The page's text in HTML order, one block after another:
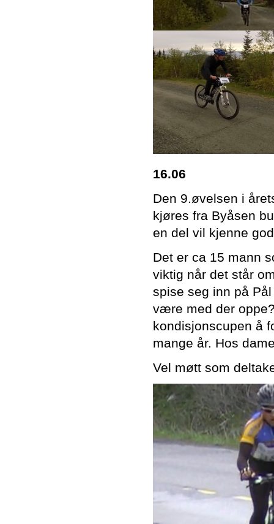
16.06
Den 9.øvelsen i
kjøres fra Byåsen
en del vil kjenne
Det er ca 15 mann
viktig når det står
spise seg inn på
være med der
kondisjonscupen å
mange år. Hos
Vel møtt som